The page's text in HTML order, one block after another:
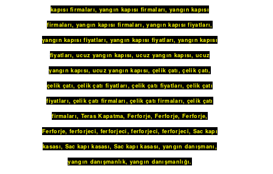
kapısı firmaları, yangın kapısı firmaları,yangın kapısı
firmaları, yangın kapısı firmaları,yangın kapısı fiyatları,
yangın kapısı fiyatları, yangın kapısı fiyatları,yangın kapısı
fiyatları,ucuz yangın kapısı,ucuz yangın kapısı,ucuz
yangın kapısı, ucuz yangın kapısı, çelik çatı,çelik çatı,
çelik çatı, çelik çatı fiyatları,çelik çatı fiyatları, çelik çatı
fiyatları, çelik çatı firmaları,çelik çatı firmaları, çelik çatı
firmaları, Teras Kapatma,Ferforje,Ferforje,Ferforje,
Ferforje,ferforjeci, ferforjeci,ferforjeci, ferforjeci, Sac kapı
kasası, Sac kapı kasası, Sac kapı kasası, yangın danışmanı,
yangın danışmanlık, yangın danışmanlığı.